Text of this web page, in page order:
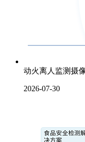
动火离人监测摄
2026-07-30